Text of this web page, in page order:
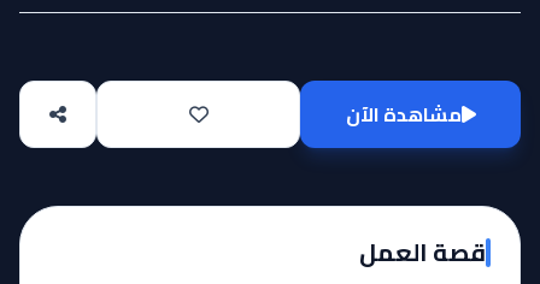
مشاهدة الآن
قصة العمل